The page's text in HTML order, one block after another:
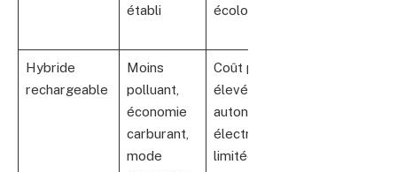
établi
écologique
Hybride
rechargeable
Moins
polluant,
économie
carburant,
mode
Coût plus
élevé,
autonomie
électrique
limitée